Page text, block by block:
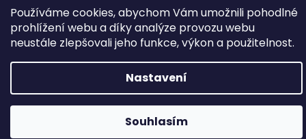
Používáme cookies, abychom Vám umožnili pohodlné
prohlížení webu a díky analýze provozu webu
neustále zlepšovali jeho funkce, výkon a použitelnost.
Nastavení
Souhlasím
Vytvořil Shoptet(Graphic revision byBōjka Studio,
code byVeronika.works)
Copyright 2026Carton Cajon. Všechna práva vyhrazena.
Upravit nastavení cookies